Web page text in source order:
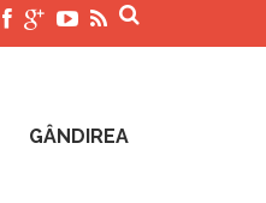
GÂNDIREA